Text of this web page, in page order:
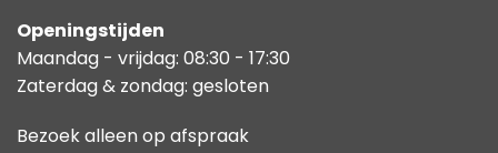
Openingstijden
Maandag - vrijdag: 08:30 - 17:30
Zaterdag & zondag: gesloten
Bezoek alleen op afspraak